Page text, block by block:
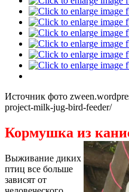
Источник фото
project-milk-jug-bird-feeder/
Кормушка из
Выживание диких
птиц все больше
зависят от